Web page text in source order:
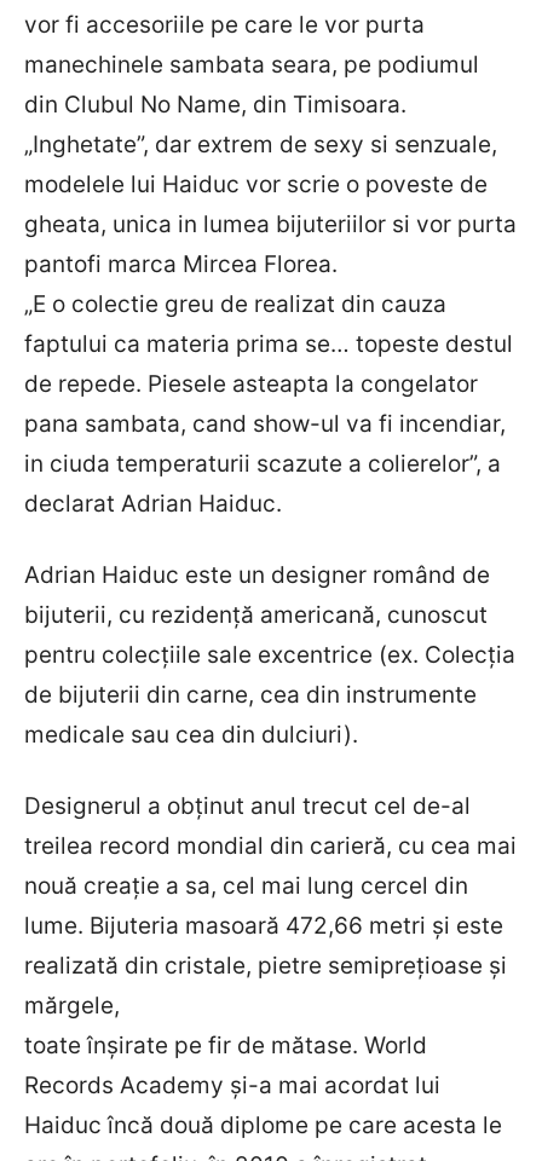
vor fi accesoriile pe care le vor purta
manechinele sambata seara, pe podiumul
din Clubul No Name, din Timisoara.
„Inghetate”, dar extrem de sexy si senzuale,
modelele lui Haiduc vor scrie o poveste de
gheata, unica in lumea bijuteriilor si vor purta
pantofi marca Mircea Florea.
„E o colectie greu de realizat din cauza
faptului ca materia prima se… topeste destul
de repede. Piesele asteapta la congelator
pana sambata, cand show-ul va fi incendiar,
in ciuda temperaturii scazute a colierelor”, a
declarat Adrian Haiduc.
Adrian Haiduc este un designer romând de
bijuterii, cu rezidenţă americană, cunoscut
pentru colecţiile sale excentrice (ex. Colecţia
de bijuterii din carne, cea din instrumente
medicale sau cea din dulciuri).
Designerul a obţinut anul trecut cel de-al
treilea record mondial din carieră, cu cea mai
nouă creaţie a sa, cel mai lung cercel din
lume. Bijuteria masoară 472,66 metri şi este
realizată din cristale, pietre semipreţioase şi
mărgele,
toate înşirate pe fir de mătase. World
Records Academy şi-a mai acordat lui
Haiduc încă două diplome pe care acesta le